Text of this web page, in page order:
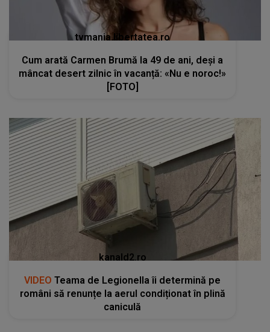
tvmania.libertatea.ro
Cum arată Carmen Brumă la 49 de ani, deși a
mâncat desert zilnic în vacanță: «Nu e noroc!»
[FOTO]
kanald2.ro
VIDEO Teama de Legionella îi determină pe
români să renunțe la aerul condiționat în plină
caniculă